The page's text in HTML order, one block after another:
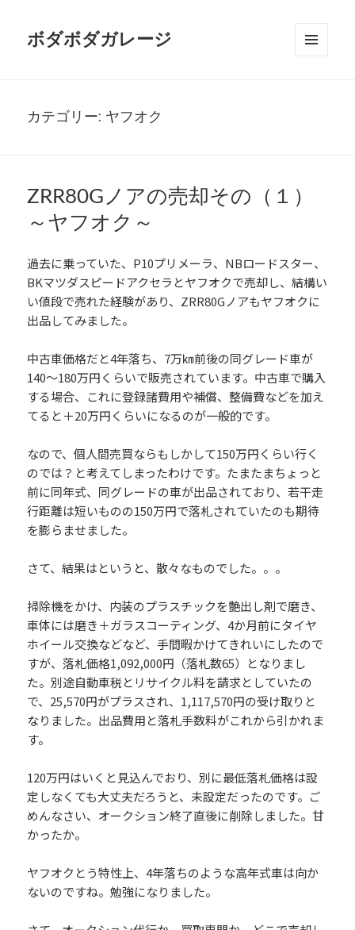
ボダボダガレージ
カテゴリー: ヤフオク
ZRR80Gノアの売却その（１）
～ヤフオク～
過去に乗っていた、P10プリメーラ、NBロードスター、
BKマツダスピードアクセラとヤフオクで売却し、結構い
い値段で売れた経験があり、ZRR80Gノアもヤフオクに
出品してみました。
中古車価格だと4年落ち、7万㎞前後の同グレード車が
140～180万円くらいで販売されています。中古車で購入
する場合、これに登録諸費用や補償、整備費などを加え
てると＋20万円くらいになるのが一般的です。
なので、個人間売買ならもしかして150万円くらい行く
のでは？と考えてしまったわけです。たまたまちょっと
前に同年式、同グレードの車が出品されており、若干走
行距離は短いものの150万円で落札されていたのも期待
を膨らませました。
さて、結果はというと、散々なものでした。。。
掃除機をかけ、内装のプラスチックを艶出し剤で磨き、
車体には磨き＋ガラスコーティング、4か月前にタイヤ
ホイール交換などなど、手間暇かけてきれいにしたので
すが、落札価格1,092,000円（落札数65）となりまし
た。別途自動車税とリサイクル料を請求としていたの
で、25,570円がプラスされ、1,117,570円の受け取りと
なりました。出品費用と落札手数料がこれから引かれま
す。
120万円はいくと見込んでおり、別に最低落札価格は設
定しなくても大丈夫だろうと、未設定だったのです。ご
めんなさい、オークション終了直後に削除しました。甘
かったか。
ヤフオクとう特性上、4年落ちのような高年式車は向か
ないのですね。勉強になりました。